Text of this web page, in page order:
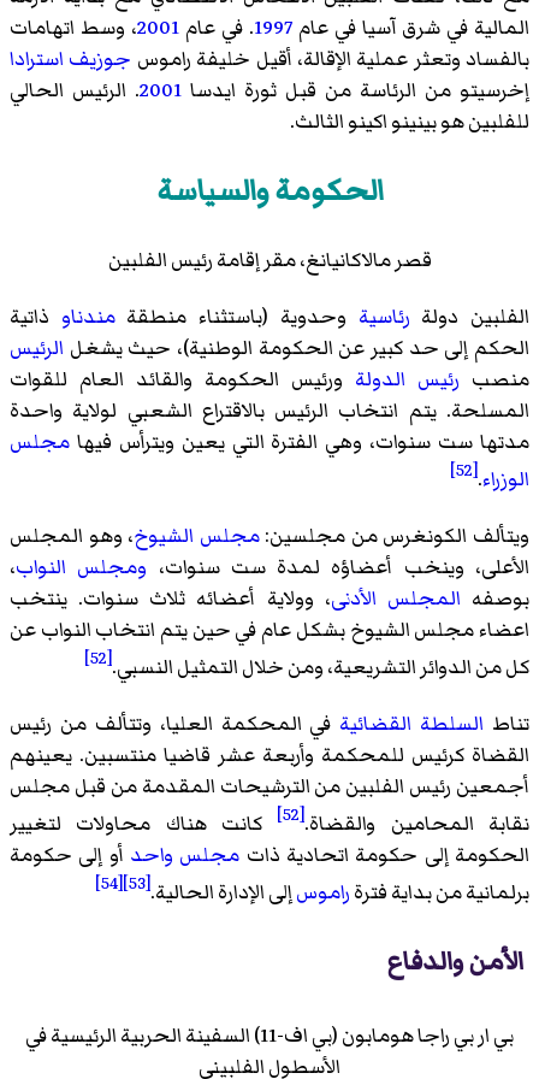
المالية في شرق آسيا في عام 1997. في عام2001، وسط اتهامات
بالفساد وتعثر عملية الإقالة، أقيل خليفة راموس جوزيف استرادا
إخرسيتو من الرئاسة من قبل ثورة ايدسا 2001. الرئيس الحالي
للفلبين هو بينينو اكينو الثالث.
الحكومة والسياسة
قصر مالاكانيانغ، مقر إقامة رئيس الفلبين
الفلبين دولة رئاسية وحدوية (باستثناء منطقةمندناو ذاتية
الحكم إلى حد كبير عن الحكومة الوطنية)، حيث يشغل الرئيس
منصب رئيس الدولة ورئيس الحكومة والقائد العام للقوات
المسلحة. يتم انتخاب الرئيس بالاقتراع الشعبي لولاية واحدة
مدتها ست سنوات، وهي الفترة التي يعين ويترأس فيها مجلس
الوزراء.
[52]
ويتألف الكونغرس من مجلسين:مجلس الشيوخ، وهو المجلس
الأعلى، وينخب أعضاؤه لمدة ست سنوات، ومجلس النواب،
بوصفه المجلس الأدنى، وولاية أعضائه ثلاث سنوات. ينتخب
اعضاء مجلس الشيوخ بشكل عام في حين يتم انتخاب النواب عن
كل من الدوائر التشريعية، ومن خلال التمثيل النسبي.[52]
تناط السلطة القضائية في المحكمة العليا، وتتألف من رئيس
القضاة كرئيس للمحكمة وأربعة عشر قاضيا منتسبين. يعينهم
أجمعين رئيس الفلبين من الترشيحات المقدمة من قبل مجلس
نقابة المحامين والقضاة.[52]
كانت هناك محاولات لتغيير
الحكومة إلى حكومة اتحادية ذات مجلس واحد أو إلى حكومة
برلمانية من بداية فترةراموسإلى الإدارة الحالية.[53]
[54]
الأمن والدفاع
بي ار بي راجا هومابون (بي اف-11) السفينة الحربية الرئيسية في
الأسطول الفلبيني